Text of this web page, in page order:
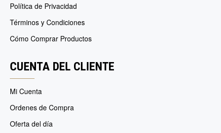
Política de Privacidad
Términos y Condiciones
Cómo Comprar Productos
CUENTA DEL CLIENTE
Mi Cuenta
Ordenes de Compra
Oferta del día